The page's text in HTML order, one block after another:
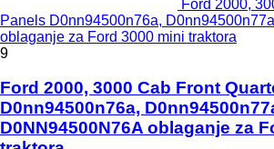
Ford 2000,
Panels D0nn94500n76a,
oblaganje za Ford 3000 mini traktora
9
Ford 2000, 3000 Cab Front
D0nn94500n76a,
D0NN94500N76A oblaganje za